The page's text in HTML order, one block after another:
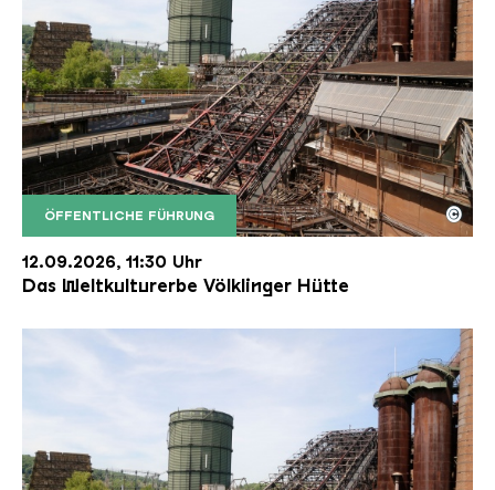
ÖFFENTLICHE FÜHRUNG
Der Erzschrägaufzug der Völklinger Hütte mit
Copyright: Weltkulturerbe Völklinger Hütte | Karl
©
12.09.2026, 11:30 Uhr
Das Weltkulturerbe Völklinger Hütte